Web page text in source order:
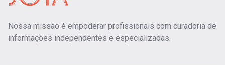
Nossa missão é empoderar profissionais com curadoria de
informações independentes e especializadas.